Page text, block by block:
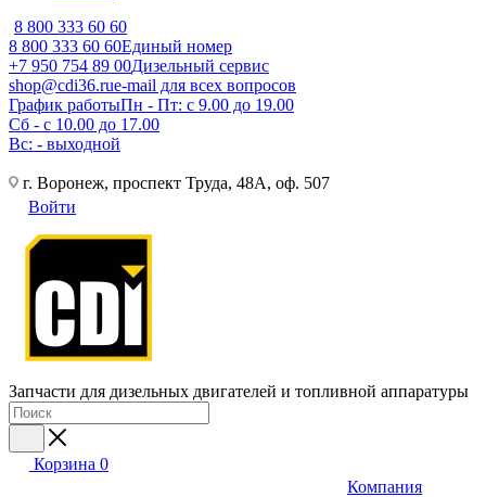
8 800 333 60 60
8 800 333 60 60Единый номер
+7 950 754 89 00Дизельный сервис
shop@cdi36.rue-mail для всех вопросов
График работыПн - Пт: с 9.00 до 19.00
Сб - с 10.00 до 17.00
Вс: - выходной
г. Воронеж, проспект Труда, 48А, оф. 507
Войти
Запчасти для дизельных двигателей и топливной аппаратуры
Корзина 0
Компания